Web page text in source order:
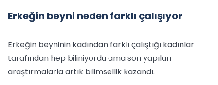
Erkeğin beyni neden farklı çalışıyor
Erkeğin beyninin kadından farklı çalıştığı kadınlar
tarafından hep biliniyordu ama son yapılan
araştırmalarla artık bilimsellik kazandı.